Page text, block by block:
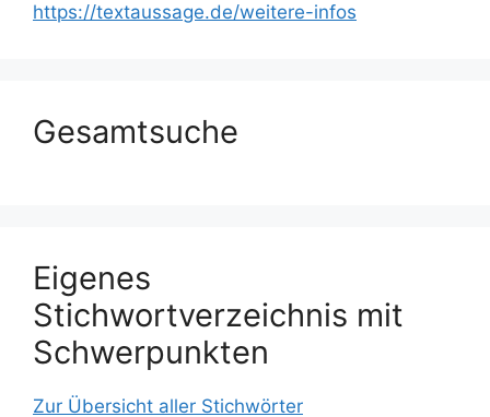
https://textaussage.de/weitere-infos
Gesamtsuche
Eigenes
Stichwortverzeichnis mit
Schwerpunkten
Zur Übersicht aller Stichwörter